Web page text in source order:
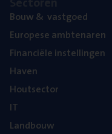
Bouw& vastgoed
Euro­pe­se ambtenaren
Finan­ci­ë­le instellingen
Haven
Hout­sec­tor
IT
Land­bouw